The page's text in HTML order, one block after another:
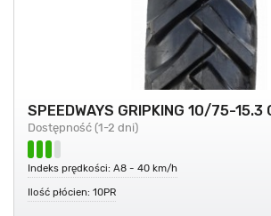
SPEEDWAYS GRIPKING 10/75-15.3
Dostępność (1-2 dni)
Indeks prędkości: A8 - 40 km/h
Ilość płócien: 10PR